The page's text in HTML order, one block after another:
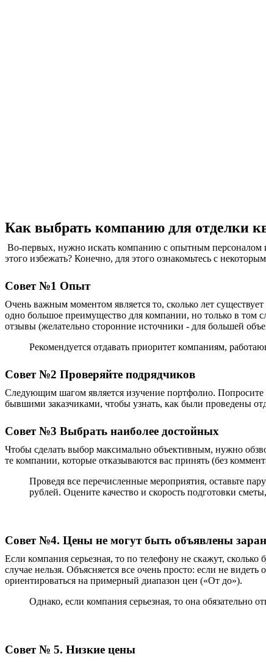
Как выбрать компанию для отделки
Во-первых, нужно искать компанию с опытным персоналом
этого избежать? Конечно, для этого ознакомьтесь с
Совет №1 Опыт
Очень важным моментом является то, сколько лет
одно большое преимущество для компании, но только в том
отзывы (желательно сторонние источники - для большей
Рекомендуется отдавать приоритет компаниям,
Совет №2 Проверяйте подрядчиков
Следующим шагом является изучение портфолио. Попросите
бывшими заказчиками, чтобы узнать, как были проведены
Совет №3 Выбрать наиболее достойных
Чтобы сделать выбор максимально объективным, нужно
те компании, которые отказываются вас принять (без
Проведя все перечисленные мероприятия, оставьте
рублей. Оцените качество и скорость подготовки
Совет №4. Цены не могут быть объявлены
Если компания серьезная, то по телефону не скажут,
случае нельзя. Объясняется все очень просто: если не
ориентироваться на примерный диапазон цен («От до»).
Однако, если компания серьезная, то она обязательно
Совет № 5. Низкие цены